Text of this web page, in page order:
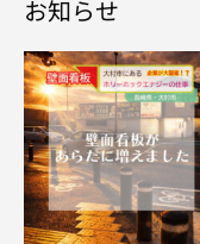
お知らせ